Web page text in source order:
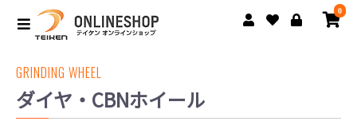
0
GRINDING WHEEL
ダイヤ・CBNホイール